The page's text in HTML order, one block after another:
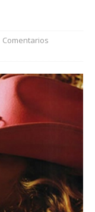
Comentarios